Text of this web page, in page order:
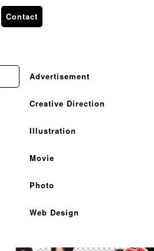
Contact
Advertisement
Creative Direction
Illustration
Movie
Photo
Web Design